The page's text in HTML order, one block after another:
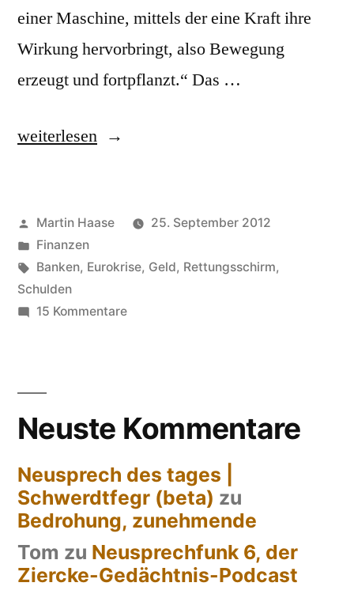
einer Maschine, mittels der eine Kraft ihre
Wirkung hervorbringt, also Bewegung
erzeugt und fortpflanzt.“ Das …
„Stabilitätsmechanismus,
weiterlesen
Veröffentlicht
von
Martin Haase
25. September 2012
Veröffentlicht
in
Finanzen
Schlagwörter:
Banken, Eurokrise, Geld, Rettungsschirm,
Schulden
15 Kommentarezu
Neuste Kommentare
Neusprech des tages |
Schwerdtfegr (beta) zu
Bedrohung, zunehmende
Tom zu Neusprechfunk 6, der
Ziercke-Gedächtnis-Podcast